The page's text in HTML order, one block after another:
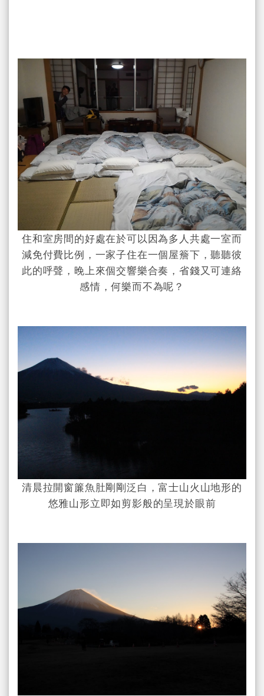
住和室房間的好處在於可以因為多人共處一室而
減免付費比例，一家子住在一個屋簷下，聽聽彼
此的呼聲，晚上來個交響樂合奏，省錢又可連絡
感情，何樂而不為呢？
清晨拉開窗簾魚肚剛剛泛白，富士山火山地形的
悠雅山形立即如剪影般的呈現於眼前